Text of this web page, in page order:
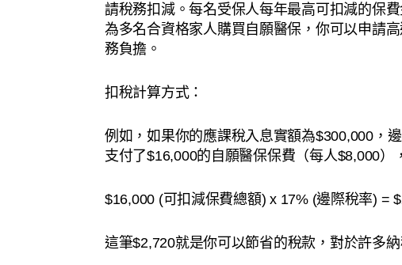
請稅務扣減。每名受保人每年最高可扣減的保
為多名合資格家人購買自願醫保，你可以申請
務負擔。
扣稅計算方式：
例如，如果你的應課稅入息實額為$300,000，
支付了$16,000的自願醫保保費（每人$8,000）
$16,000 (可扣減保費總額) x 17% (邊際稅率) =
這筆$2,720就是你可以節省的稅款，對於許多